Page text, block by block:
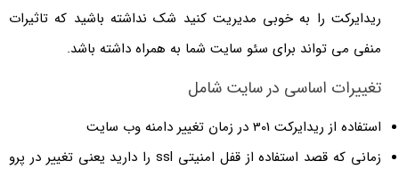
ریدایرکت را به خوبی مدیریت کنید شک نداشته باشید که تاثیرات
منفی می تواند برای سئو سایت شما به همراه داشته باشد.
تغییرات اساسی در سایت شامل
استفاده از ریدایرکت 301 در زمان تغییر دامنه وب سایت
زمانی که قصد استفاده از قفل امنیتی ssl را دارید یعنی تغییر در پرو